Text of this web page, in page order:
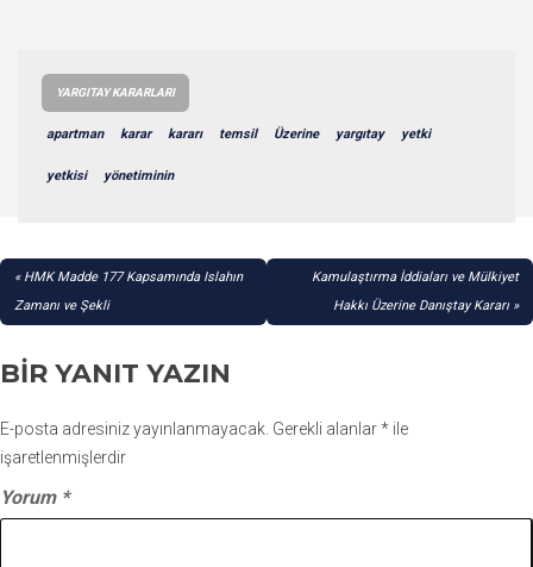
YARGITAY KARARLARI
apartman karar kararı temsil Üzerine yargıtay yetki
yetkisi yönetiminin
YAZI
GEZINMESI
HMK Madde 177 Kapsamında Islahın
Zamanı ve Şekli
Kamulaştırma İddiaları ve Mülkiyet
Hakkı Üzerine Danıştay Kararı
BIR YANIT YAZIN
E-posta adresiniz yayınlanmayacak. Gerekli alanlar* ile
işaretlenmişlerdir
Yorum *